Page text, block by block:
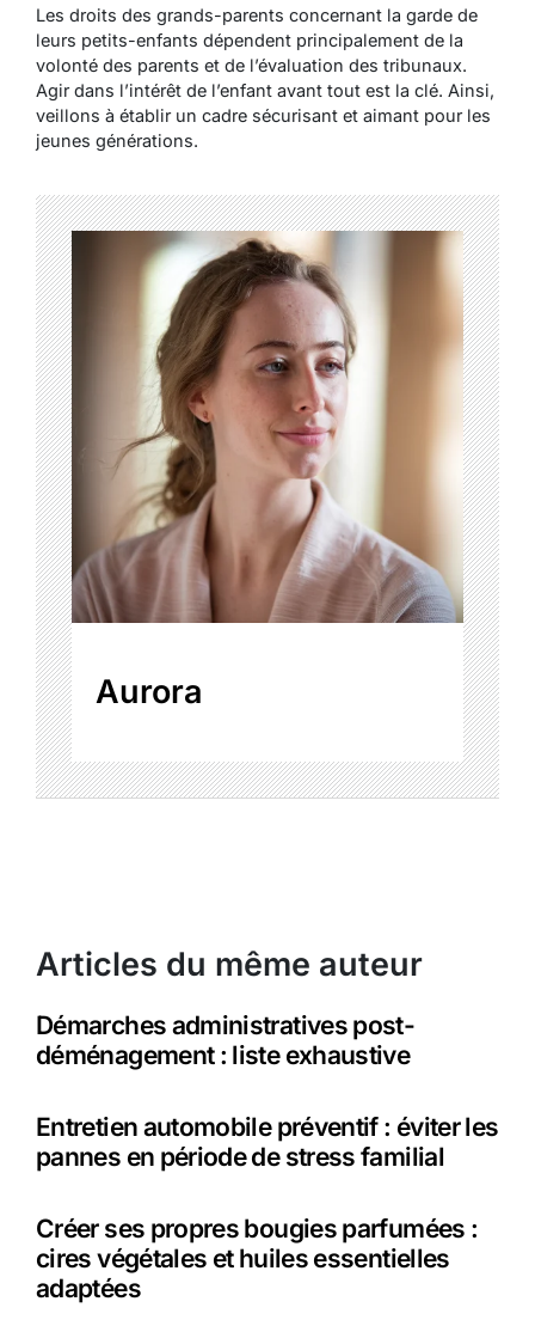
Les droits des grands-parents concernant la garde de
leurs petits-enfants dépendent principalement de la
volonté des parents et de l’évaluation des tribunaux.
Agir dans l’intérêt de l’enfant avant tout est la clé. Ainsi,
veillons à établir un cadre sécurisant et aimant pour les
jeunes générations.
Aurora
Articles du même auteur
Démarches administratives post-
déménagement : liste exhaustive
Entretien automobile préventif : éviter les
pannes en période de stress familial
Créer ses propres bougies parfumées :
cires végétales et huiles essentielles
adaptées